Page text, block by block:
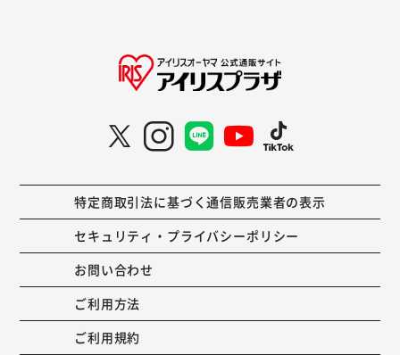
特定商取引法に基づく通信販売業者の表示
セキュリティ・プライバシーポリシー
お問い合わせ
ご利用方法
ご利用規約